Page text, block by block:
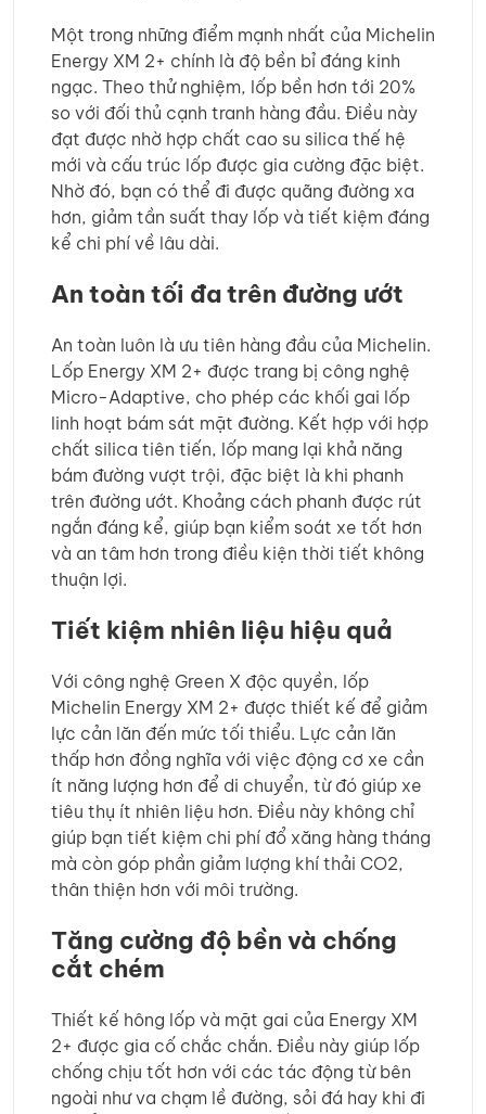
Một trong những điểm mạnh nhất của Michelin
Energy XM 2+ chính là độ bền bỉ đáng kinh
ngạc. Theo thử nghiệm, lốp bền hơn tới 20%
so với đối thủ cạnh tranh hàng đầu. Điều này
đạt được nhờ hợp chất cao su silica thế hệ
mới và cấu trúc lốp được gia cường đặc biệt.
Nhờ đó, bạn có thể đi được quãng đường xa
hơn, giảm tần suất thay lốp và tiết kiệm đáng
kể chi phí về lâu dài.
An toàn tối đa trên đường ướt
An toàn luôn là ưu tiên hàng đầu của Michelin.
Lốp Energy XM 2+ được trang bị công nghệ
Micro-Adaptive, cho phép các khối gai lốp
linh hoạt bám sát mặt đường. Kết hợp với hợp
chất silica tiên tiến, lốp mang lại khả năng
bám đường vượt trội, đặc biệt là khi phanh
trên đường ướt. Khoảng cách phanh được rút
ngắn đáng kể, giúp bạn kiểm soát xe tốt hơn
và an tâm hơn trong điều kiện thời tiết không
thuận lợi.
Tiết kiệm nhiên liệu hiệu quả
Với công nghệ Green X độc quyền, lốp
Michelin Energy XM 2+ được thiết kế để giảm
lực cản lăn đến mức tối thiểu. Lực cản lăn
thấp hơn đồng nghĩa với việc động cơ xe cần
ít năng lượng hơn để di chuyển, từ đó giúp xe
tiêu thụ ít nhiên liệu hơn. Điều này không chỉ
giúp bạn tiết kiệm chi phí đổ xăng hàng tháng
mà còn góp phần giảm lượng khí thải CO2,
thân thiện hơn với môi trường.
Tăng cường độ bền và chống
cắt chém
Thiết kế hông lốp và mặt gai của Energy XM
2+ được gia cố chắc chắn. Điều này giúp lốp
chống chịu tốt hơn với các tác động từ bên
ngoài như va chạm lề đường, sỏi đá hay khi đi